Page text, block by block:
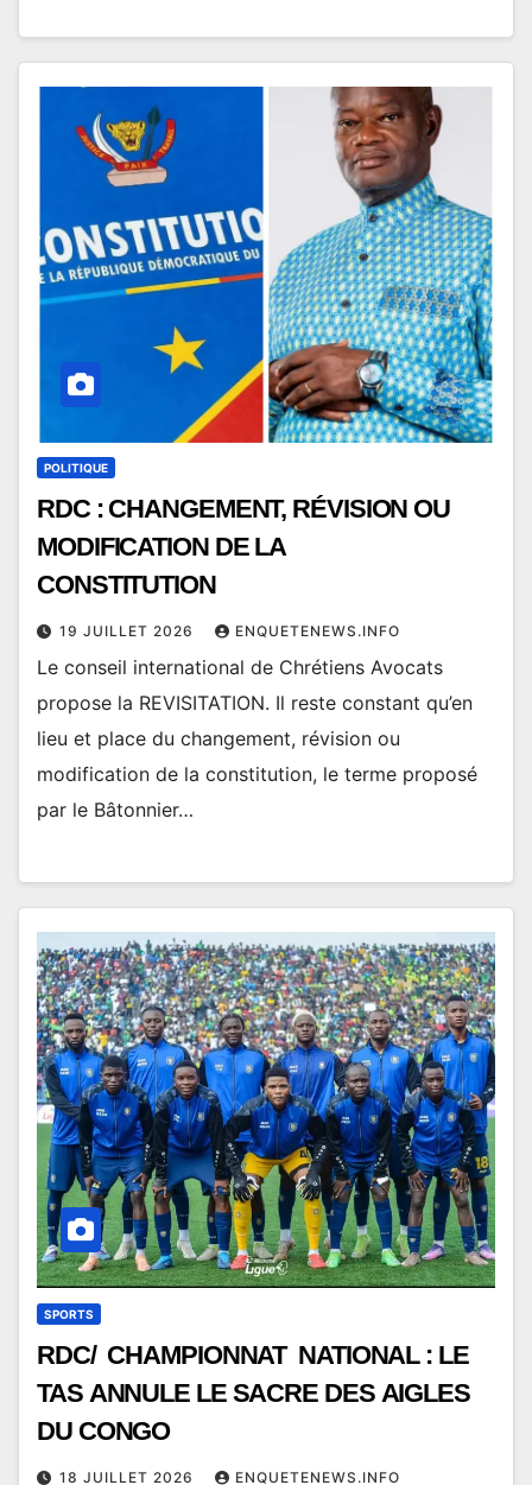
POLITIQUE
RDC : CHANGEMENT, RÉVISION OU
MODIFICATION DE LA
CONSTITUTION
19 JUILLET 2026 ENQUETENEWS.INFO
Le conseil international de Chrétiens Avocats
propose la REVISITATION. Il reste constant qu’en
lieu et place du changement, révision ou
modification de la constitution, le terme proposé
par le Bâtonnier…
SPORTS
RDC/ CHAMPIONNAT NATIONAL : LE
TAS ANNULE LE SACRE DES AIGLES
DU CONGO
18 JUILLET 2026 ENQUETENEWS.INFO